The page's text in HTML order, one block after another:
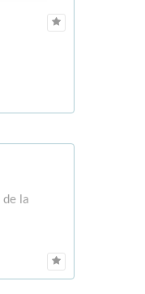
de la